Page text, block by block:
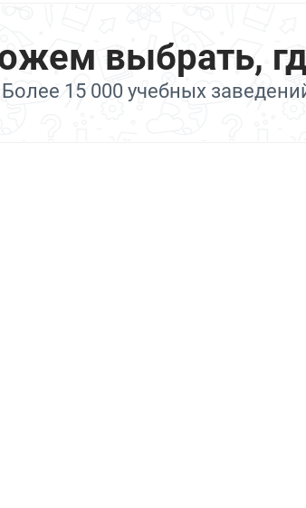
выбрать,
Более 15 000 учебных